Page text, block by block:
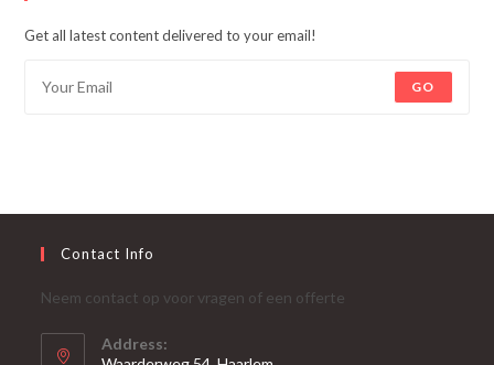
Get all latest content delivered to your email!
GO
Contact Info
Neem contact op voor vragen of een offerte
Address: